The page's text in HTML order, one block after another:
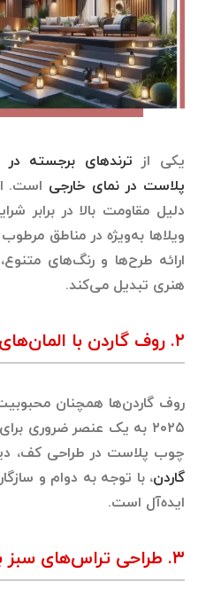
یکی از
پلاست در نمای خارجی است.
دلیل مقاومت بالا در برابر
ویلاها به‌ویژه در مناطق
ارائه طرح‌ها و رنگ‌های
هنری تبدیل می‌کند.
۲. روف گاردن با المان‌های چوب پلاست
روف گاردن‌ها همچنان
۲۰۲۵ به یک عنصر ضروری
چوب پلاست در طراحی کف،
گاردن، با توجه به دوام و
ایده‌آل است.
۳. طراحی تراس‌های سبز با کفپوش چوب پلاست